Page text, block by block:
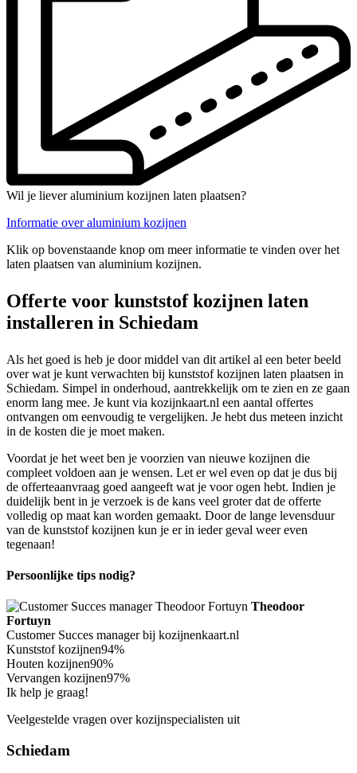
Wil je liever aluminium kozijnen laten plaatsen?
Informatie over aluminium kozijnen
Klik op bovenstaande knop om meer informatie te vinden over het
laten plaatsen van aluminium kozijnen.
Offerte voor kunststof kozijnen laten
installeren in Schiedam
Als het goed is heb je door middel van dit artikel al een beter beeld
over wat je kunt verwachten bij kunststof kozijnen laten plaatsen in
Schiedam. Simpel in onderhoud, aantrekkelijk om te zien en ze gaan
enorm lang mee. Je kunt via kozijnkaart.nl een aantal offertes
ontvangen om eenvoudig te vergelijken. Je hebt dus meteen inzicht
in de kosten die je moet maken.
Voordat je het weet ben je voorzien van nieuwe kozijnen die
compleet voldoen aan je wensen. Let er wel even op dat je dus bij
de offerteaanvraag goed aangeeft wat je voor ogen hebt. Indien je
duidelijk bent in je verzoek is de kans veel groter dat de offerte
volledig op maat kan worden gemaakt. Door de lange levensduur
van de kunststof kozijnen kun je er in ieder geval weer even
tegenaan!
Persoonlijke tips nodig?
Theodoor
Fortuyn
Customer Succes manager bij kozijnenkaart.nl
Kunststof kozijnen94%
Houten kozijnen90%
Vervangen kozijnen97%
Ik help je graag!
Veelgestelde vragen over kozijnspecialisten uit
Schiedam